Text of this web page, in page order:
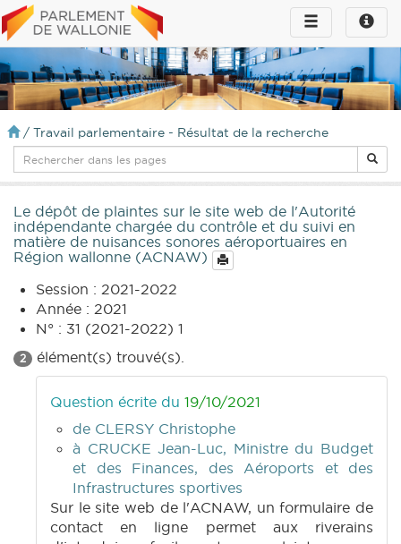
Toggle
infos
Toggle
navigation
/ Travail parlementaire - Résultat de la recherche
Le dépôt de plaintes sur le site web de l'Autorité
indépendante chargée du contrôle et du suivi en
matière de nuisances sonores aéroportuaires en
Région wallonne (ACNAW)
Session : 2021-2022
Année : 2021
N° : 31 (2021-2022) 1
2 élément(s) trouvé(s).
Question écrite du 19/10/2021
de CLERSY Christophe
à CRUCKE Jean-Luc, Ministre du Budget
et des Finances, des Aéroports et des
Infrastructures sportives
Sur le site web de l'ACNAW, un formulaire de
contact en ligne permet aux riverains